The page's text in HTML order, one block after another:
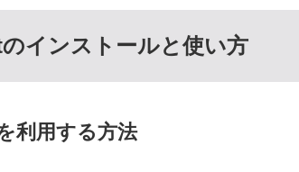
インストールと使い方
利用する方法